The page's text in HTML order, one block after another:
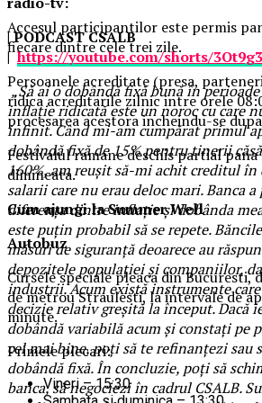
| PODCASTCSALB
|https://youtube.com/shorts/
„Să ai o dobândă fixă bună în
inflație ridicată este un noroc cu care
infinit. Când mi-am cumpărat primul
dobândă fixă de 15% pentru tinerii
160%, am reușit să-mi achit creditul
salarii care nu erau deloc mari. Banca
diferența dintre inflație și dobânda
este puțin probabil să se repete.
măsuri de siguranță deoarece au
depozitele populației și companiilor,
industrii.Acum există instrumente
decizie relativ greșită la început. Dacă
dobândă variabilă acum și constați pe
cel mai bine, poți să te refinanțezi sau
dobândă fixă. În concluzie, poți să
banca, să negociezi în cadrul CSALB.
Accesul participantilor este permis
fiecare dintre cele trei zile.
Persoanele acreditate (presa,
ridica acreditarile zilnic intre orele
procesarea acestora incheindu-se
Festivalul ramane deschis partial
dimineata.
Cum ajungi la Summer Well
Autobuz
Cursele speciale pleaca din Bucuresti,
de metrou Straulesti, la intervale de
minute.
Primele plecari:
Vineri – 15:30